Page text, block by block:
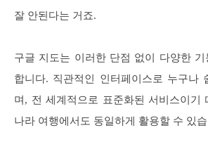
잘 안된다는 거죠.
구글 지도는 이러한 단점 없이 다양한
합니다. 직관적인 인터페이스로 누구나
며, 전 세계적으로 표준화된 서비스이기
나라 여행에서도 동일하게 활용할 수 있